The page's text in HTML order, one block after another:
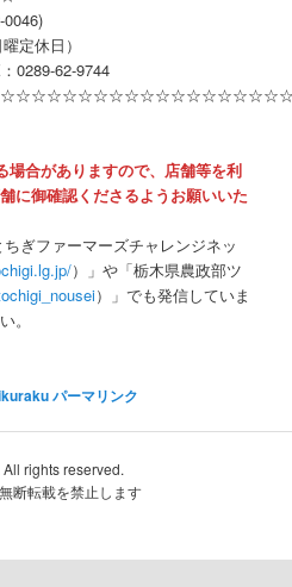
定休日）
0289-62-9744
場合がありますので、店舗等を利
に御確認くださるようお願いいた
ぎファーマーズチャレンジネッ
）」や「栃木県農政部ツ
）」でも発信していま
。
パーマリンク
rights reserved.
断転載を禁止します